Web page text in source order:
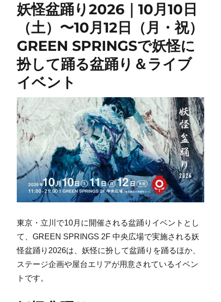
妖怪盆踊り2026｜10月10日
（土）〜10月12日（月・祝）
GREEN SPRINGSで妖怪に
扮して踊る盆踊り＆ライブ
イベント
東京・立川で10月に開催される盆踊りイベントとし
て、GREEN SPRINGS 2F 中央広場で実施される妖
怪盆踊り2026は、妖怪に扮して盆踊りを踊るほか、
ステージ企画や屋台エリアが用意されているイベン
トです。